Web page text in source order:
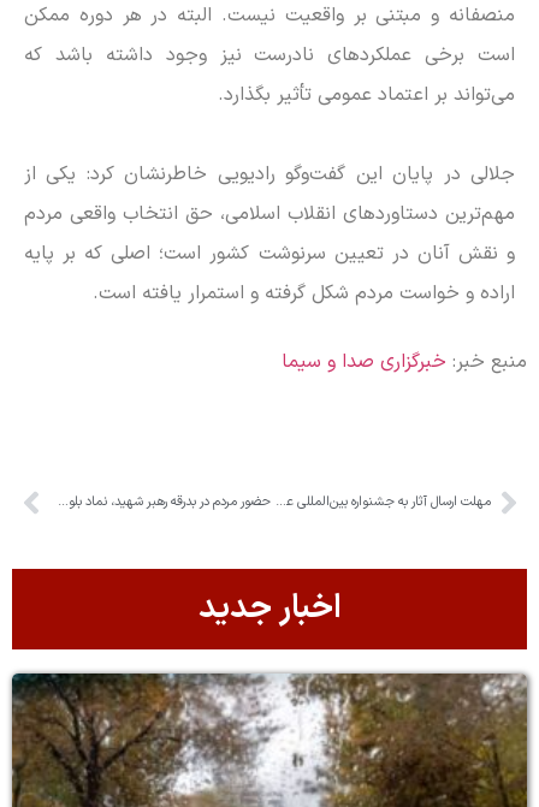
منصفانه و مبتنی بر واقعیت نیست. البته در هر دوره ممکن
است برخی عملکرد‌های نادرست نیز وجود داشته باشد که
می‌تواند بر اعتماد عمومی تأثیر بگذارد.
جلالی در پایان این گفت‌و‌گو رادیویی خاطرنشان کرد: یکی از
مهم‌ترین دستاورد‌های انقلاب اسلامی، حق انتخاب واقعی مردم
و نقش آنان در تعیین سرنوشت کشور است؛ اصلی که بر پایه
اراده و خواست مردم شکل گرفته و استمرار یافته است.
منبع خبر: خبرگزاری صدا و سیما
مهلت ارسال آثار به جشنواره بین‌المللی عکس امام رضا(ع) تمدید شد حضور مردم در بدرقه رهبر شهید، نماد بلوغ سیاسی و سرمایه اجتماعی انقلاب است
اخبار جدید